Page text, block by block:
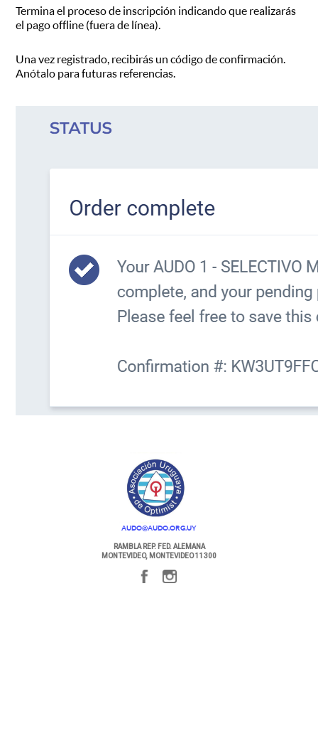
Termina el proceso de inscripción indicando que realizarás
el pago offline (fuera de línea).
Una vez registrado, recibirás un código de confirmación.
Anótalo para futuras referencias.
AUDO@AUDO.ORG.UY
RAMBLA REP. FED. ALEMANA
MONTEVIDEO, MONTEVIDEO 11300